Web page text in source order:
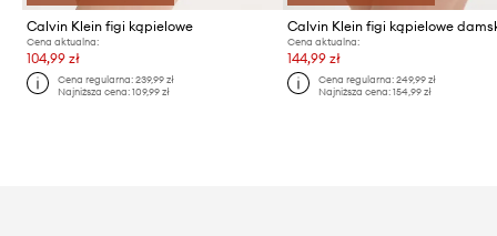
Calvin Klein figi kąpielowe
Cena aktualna:
104,99 zł
Cena regularna:239,99 zł
Najniższa cena:109,99 zł
Calvin Klein figi kąpielowe
Cena aktualna:
144,99 zł
Cena regularna: 249,99 zł
Najniższa cena: 154,99 zł